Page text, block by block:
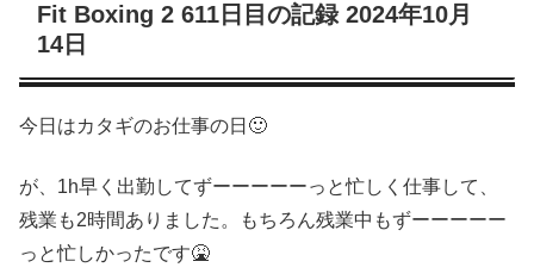
Fit Boxing 2 611日目の記録 2024年10月
14日
今日はカタギのお仕事の日🙂
が、1h早く出勤してずーーーーーっと忙しく仕事して、
残業も2時間ありました。もちろん残業中もずーーーーー
っと忙しかったです🤮